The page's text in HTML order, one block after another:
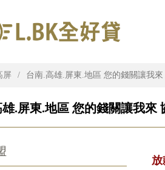
屏 台南.高雄.屏東.地區 您的錢關讓我
.屏東.地區 您的錢關讓我來
放